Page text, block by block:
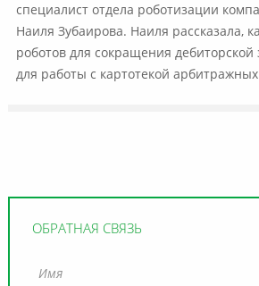
ОБРАТНАЯ СВЯЗЬ
специалист отдела роботизации
Наиля Зубаирова. Наиля рассказала,
роботов для сокращения дебиторской
для работы с картотекой арбитражных